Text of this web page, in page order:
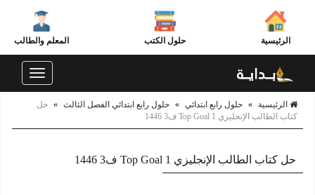
الرئيسية حلول الكتب المعلم والطالب
Toggle
الرئيسية » حلول رابع ابتدائي » حلول رابع ابتدائي الفصل الثالث » حل
كتاب الطالب الإنجليزي Top Goal 1 ف3 1446
حل كتاب الطالب الإنجليزي Top Goal 1 ف3 1446